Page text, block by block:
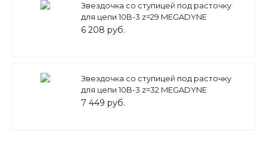
Звездочка со ступицей под расточку
для цепи 10B-3 z=29 MEGADYNE
6 208 руб.
Звездочка со ступицей под расточку
для цепи 10B-3 z=32 MEGADYNE
7 449 руб.